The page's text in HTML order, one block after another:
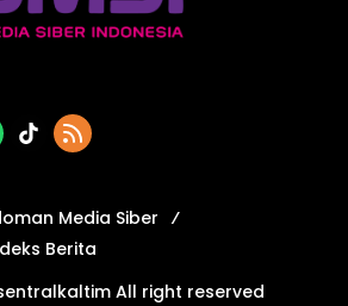
Media Siber
Berita
All right reserved